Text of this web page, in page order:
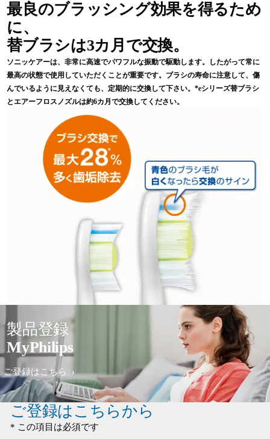
最良のブラッシング効果を得るため
に、
替ブラシは3カ月で交換。
ソニッケアーは、非常に高速でパワフルな振動で駆動します。したがって常に
最高の状態で使用していただくことが重要です。ブラシの寿命に注意して、傷
んでいるように見えなくても、定期的に交換して下さい。*eシリーズ替ブラシ
とエアーフロスノズルは約6カ月で交換してください。
製品登録
MyPhilips
ご登録はこちら
ご登録はこちらから
* この項目は必須です